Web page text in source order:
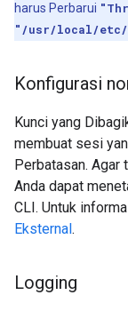
harus Perbarui
"/usr/local/etc/
Konfigurasi
Kunci yang
membuat sesi
Perbatasan. Agar
Anda dapat
CLI. Untuk
Eksternal.
Logging